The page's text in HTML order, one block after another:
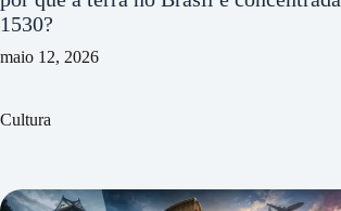
1530?
maio 12, 2026
Cultura